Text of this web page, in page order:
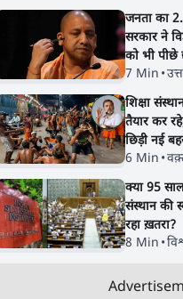
जनता का
सरकार ने
को भी पीछे
7 Min •
शिक्षा
तैयार कर
छिड़ी नई
6 Min •
क्या 95
संस्थान की
रहा ख़तरा?
8 Min •